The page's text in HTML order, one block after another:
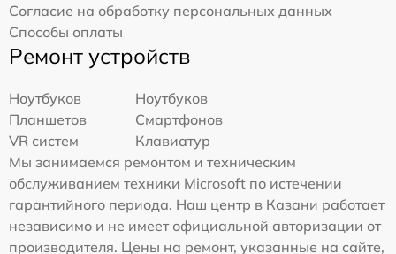
Согласие на обработку персональных данных
Способы оплаты
Ремонт устройств
Ноутбуков
Ноутбуков
Планшетов
Смартфонов
VR систем
Клавиатур
Мы занимаемся ремонтом и техническим
обслуживанием техники Microsoft по истечении
гарантийного периода. Наш центр в Казани работает
независимо и не имеет официальной авторизации от
производителя. Цены на ремонт, указанные на сайте,